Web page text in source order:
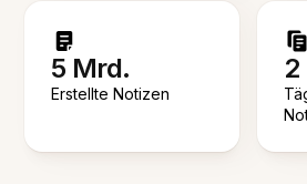
5 Mrd.
Erstellte Notizen
2